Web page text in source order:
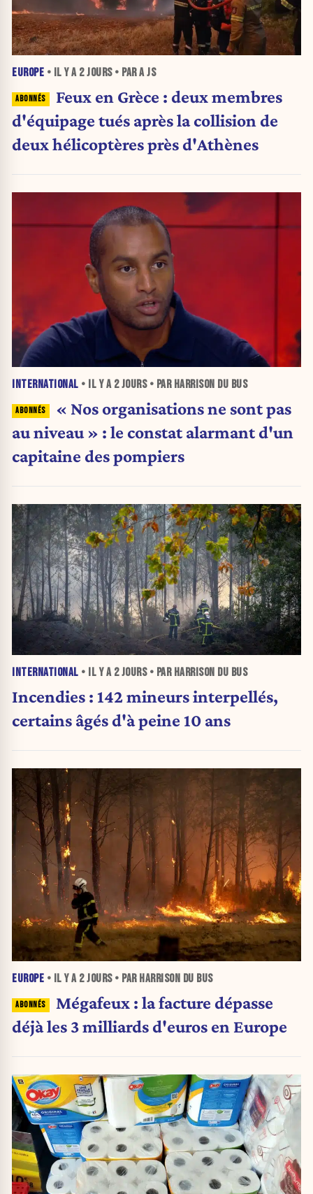
EUROPE • IL Y A 2 JOURS• PAR A JS
Feux en Grèce : deux membres
d'équipage tués après la collision de
deux hélicoptères près d'Athènes
INTERNATIONAL • IL Y A 2 JOURS• PAR HARRISON DU BUS
« Nos organisations ne sont pas
au niveau » : le constat alarmant d'un
capitaine des pompiers
INTERNATIONAL • IL Y A 2 JOURS• PAR HARRISON DU BUS
Incendies : 142 mineurs interpellés,
certains âgés d'à peine 10 ans
EUROPE • IL Y A 2 JOURS• PAR HARRISON DU BUS
Mégafeux : la facture dépasse
déjà les 3 milliards d'euros en Europe